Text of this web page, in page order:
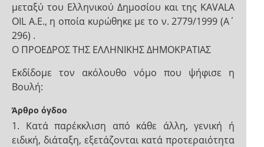
μεταξύ του Ελληνικού Δημοσίου και της KAVALA
OIL Α.Ε., η οποία κυρώθηκε με το ν. 2779/1999 (Α΄
296) .
Ο ΠΡΟΕΔΡΟΣ ΤΗΣ ΕΛΛΗΝΙΚΗΣ ΔΗΜΟΚΡΑΤΙΑΣ
Εκδίδομε τον ακόλουθο νόμο που ψήφισε η
Βουλή:
Άρθρο όγδοο
1. Κατά παρέκκλιση από κάθε άλλη, γενική ή
ειδική, διάταξη, εξετάζονται κατά προτεραιότητα